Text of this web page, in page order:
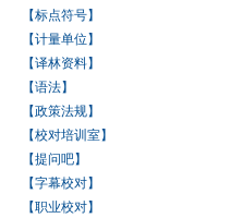
【标点符号】
【计量单位】
【译林资料】
【语法】
【政策法规】
【校对培训室】
【提问吧】
【字幕校对】
【职业校对】